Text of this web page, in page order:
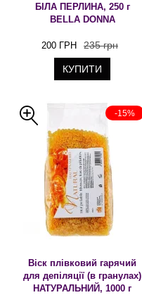
БІЛА ПЕРЛИНА, 250 г
BELLA DONNA
200 ГРН 235 грн
КУПИТИ
-15%
Віск плівковий гарячий
для депіляції (в гранулах)
НАТУРАЛЬНИЙ, 1000 г